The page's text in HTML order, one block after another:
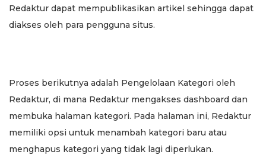
Redaktur dapat mempublikasikan artikel sehingga dapat
diakses oleh para pengguna situs.
Proses berikutnya adalah Pengelolaan Kategori oleh
Redaktur, di mana Redaktur mengakses dashboard dan
membuka halaman kategori. Pada halaman ini, Redaktur
memiliki opsi untuk menambah kategori baru atau
menghapus kategori yang tidak lagi diperlukan.